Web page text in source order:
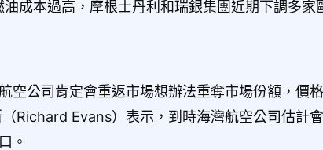
成本過高，摩根士丹利和瑞銀集團近期下調多家
空公司肯定會重返市場想辦法重奪市場份額，價
Richard Evans）表示，到時海灣航空公司估計
。